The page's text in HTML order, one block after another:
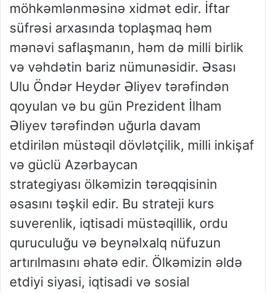
möhkəmlənməsinə xidmət edir. İftar
süfrəsi arxasında toplaşmaq həm
mənəvi saflaşmanın, həm də milli birlik
və vəhdətin bariz nümunəsidir. Əsası
Ulu Öndər Heydər Əliyev tərəfindən
qoyulan və bu gün Prezident İlham
Əliyev tərəfindən uğurla davam
etdirilən müstəqil dövlətçilik, milli inkişaf
və güclü Azərbaycan
strategiyası ölkəmizin tərəqqisinin
əsasını təşkil edir. Bu strateji kurs
suverenlik, iqtisadi müstəqillik, ordu
quruculuğu və beynəlxalq nüfuzun
artırılmasını əhatə edir. Ölkəmizin əldə
etdiyi siyasi, iqtisadi və sosial